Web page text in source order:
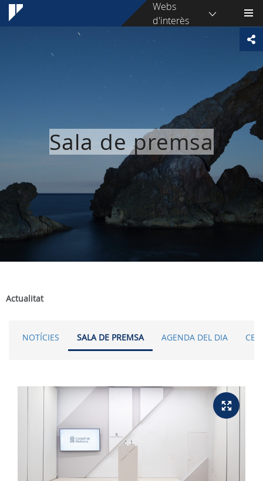
Webs
d'interès
Sala de premsa
Actualitat
NOTÍCIES SALA DE PREMSA AGENDA DEL DIA